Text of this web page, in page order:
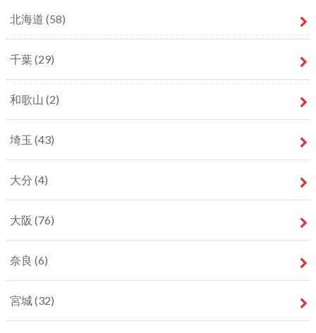
北海道 (58)
千葉(29)
和歌山 (2)
埼玉 (43)
大分 (4)
大阪 (76)
奈良 (6)
宮城(32)